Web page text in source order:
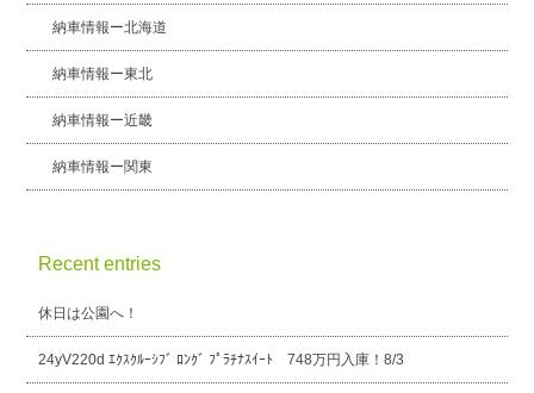
納車情報ー北海道
納車情報ー東北
納車情報ー近畿
納車情報ー関東
Recent entries
休日は公園へ！
24yV220d ｴｸｽｸﾙｰｼﾌﾞ ﾛﾝｸﾞ ﾌﾟﾗﾁﾅｽｲｰﾄ 748万円入庫！8/3